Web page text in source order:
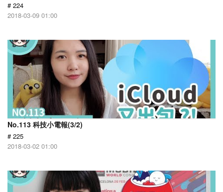
# 224
2018-03-09 01:00
No.113 科技小電報(3/2)
# 225
2018-03-02 01:00